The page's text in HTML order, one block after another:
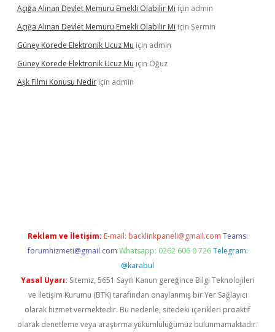
Açığa Alınan Devlet Memuru Emekli Olabilir Mi için admin
Açığa Alınan Devlet Memuru Emekli Olabilir Mi için Şermin
Güney Korede Elektronik Ucuz Mu için admin
Güney Korede Elektronik Ucuz Mu için Oğuz
Aşk Filmi Konusu Nedir için admin
Reklam ve İletişim: E-mail: backlinkpaneli@gmail.com Teams:
forumhizmeti@gmail.com Whatsapp: 0262 606 0 726 Telegram:
@karabul
Yasal Uyarı: Sitemiz, 5651 Sayılı Kanun gereğince Bilgi Teknolojileri
ve İletişim Kurumu (BTK) tarafından onaylanmış bir Yer Sağlayıcı
olarak hizmet vermektedir. Bu nedenle, sitedeki içerikleri proaktif
olarak denetleme veya araştırma yükümlülüğümüz bulunmamaktadır.